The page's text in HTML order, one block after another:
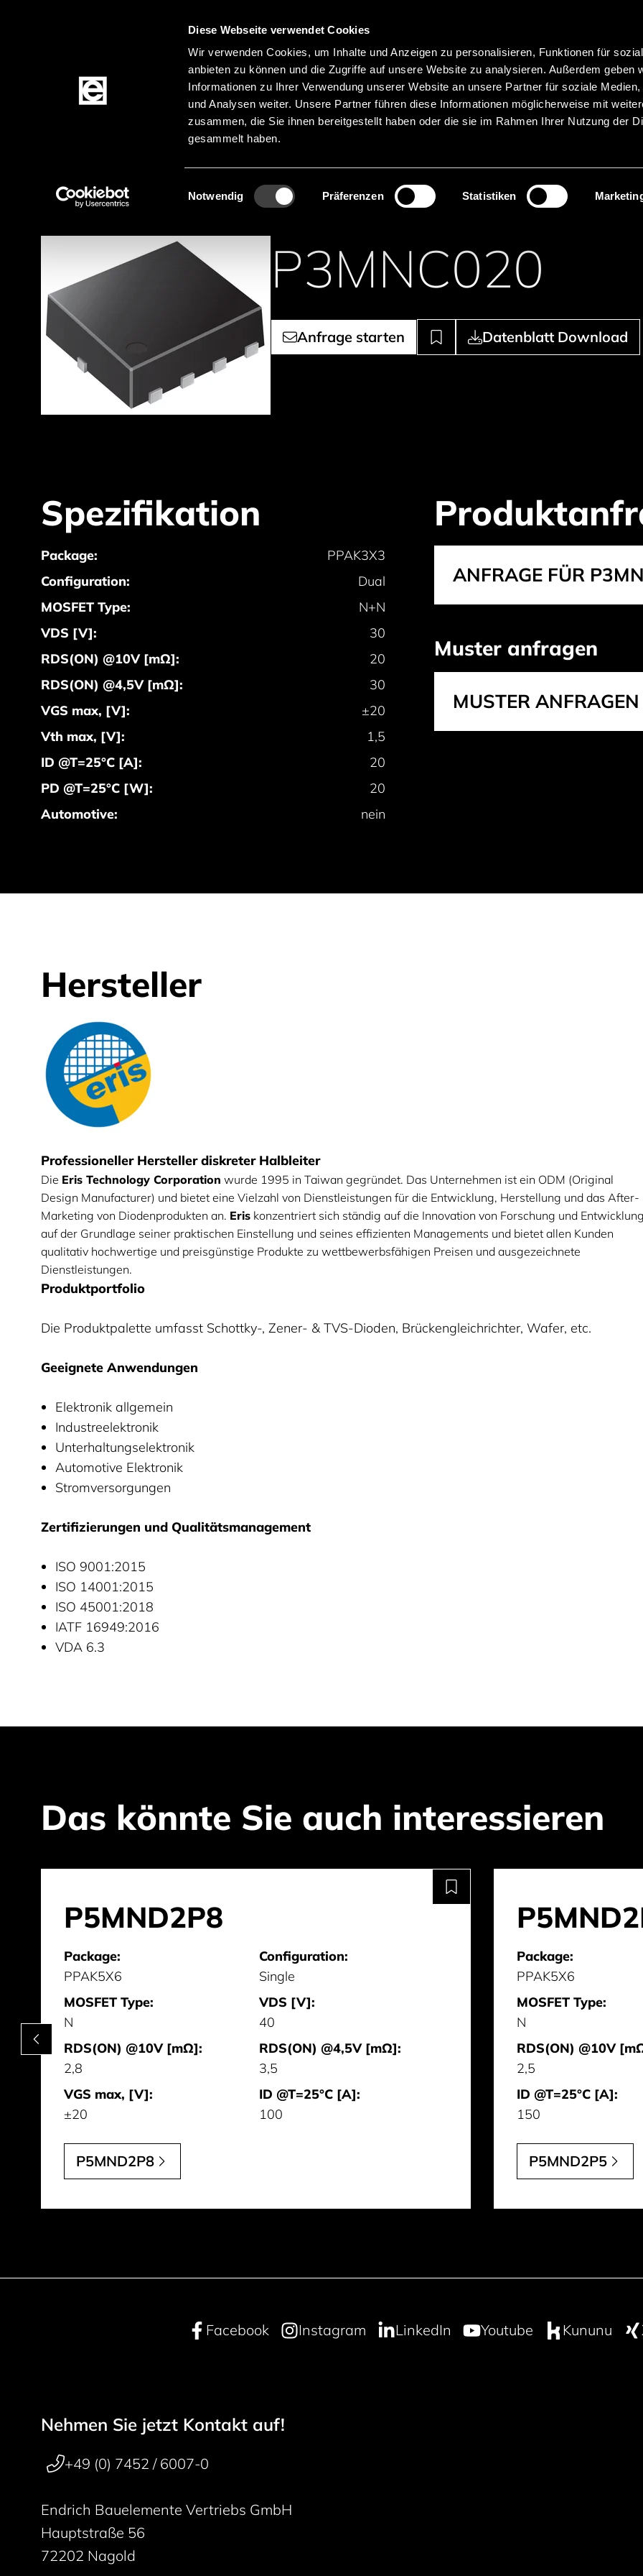
Diese Webseite verwendet Cookies
Wir verwenden Cookies, um Inhalte und Anzeigen zu personalisieren, Funktionen für
anbieten zu können und die Zugriffe auf unsere Website zu analysieren. Außerdem geben
Informationen zu Ihrer Verwendung unserer Website an unsere Partner für soziale Medien,
und Analysen weiter. Unsere Partner führen diese Informationen möglicherweise mit
zusammen, die Sie ihnen bereitgestellt haben oder die sie im Rahmen Ihrer Nutzung der
gesammelt haben.
Einwilligungsauswahl
Notwendig Präferenzen Statistiken
SprachenMenü
Produkte
Suche
Produktnamen suchen
Produktkategorien Aktive Komponenten
P3MNC020
Anfrage starten Datenblatt Download
Spezifikation
Package:
PPAK3X3
Configuration:
Dual
MOSFET Type:
N+N
VDS [V]:
30
RDS(ON) @10V [mΩ]:
20
RDS(ON) @4,5V [mΩ]:
30
VGS max, [V]:
±20
Vth max, [V]:
1,5
ID @T=25°C [A]:
20
PD @T=25°C [W]:
20
Automotive:
nein
ANFRAGE FÜR
Muster anfragen
MUSTER
Hersteller
Eris
Professioneller Hersteller diskreter Halbleiter
Die Eris Technology Corporation wurde 1995 in Taiwan gegründet. Das Unternehmen ist ein ODM (Original
Design Manufacturer) und bietet eine Vielzahl von Dienstleistungen für die Entwicklung, Herstellung und das After-
Marketing von Diodenprodukten an. Eris konzentriert sich ständig auf die Innovation von Forschung und
auf der Grundlage seiner praktischen Einstellung und seines effizienten Managements und bietet allen Kunden
qualitativ hochwertige und preisgünstige Produkte zu wettbewerbsfähigen Preisen und ausgezeichnete
Dienstleistungen.
Produktportfolio
Die Produktpalette umfasst Schottky-, Zener- & TVS-Dioden, Brückengleichrichter, Wafer, etc.
Geeignete Anwendungen
Elektronik allgemein
Industreelektronik
Unterhaltungselektronik
Automotive Elektronik
Stromversorgungen
Zertifizierungen und Qualitätsmanagement
ISO 9001:2015
ISO 14001:2015
ISO 45001:2018
IATF 16949:2016
VDA 6.3
Das könnte Sie auch interessieren
P5MND2P8
Package:
PPAK5X6
Configuration:
Single
MOSFET Type:
N
VDS [V]:
40
RDS(ON) @10V [mΩ]:
2,8
RDS(ON) @4,5V [mΩ]:
3,5
VGS max, [V]:
±20
ID @T=25°C [A]:
100
P5MND2P8
Package:
PPAK5X6
MOSFET Type:
N
RDS(ON) @10V
2,5
ID @T=25°C [A]:
150
P5MND2P5
Facebook Instagram LinkedIn Youtube Kununu
50 years
Footer navigation
Nehmen Sie jetzt Kontakt auf!
+49 (0) 7452 / 6007-0
Endrich Bauelemente Vertriebs GmbH
Hauptstraße 56
72202 Nagold